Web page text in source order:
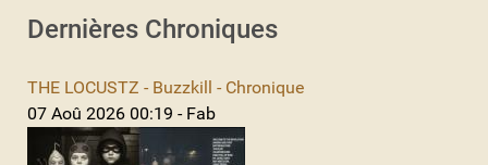
Dernières Chroniques
THE LOCUSTZ - Buzzkill - Chronique
07 Aoû 2026 00:19 - Fab